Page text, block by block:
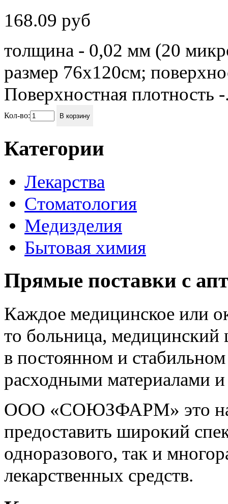
168.09 руб
толщина - 0,02 мм (20
размер 76х120см;
Поверхностная плотность
Кол-во: В корзину
Категории
Лекарства
Стоматология
Медизделия
Бытовая химия
Прямые поставки с
Каждое медицинское или
то больница,
в постоянном и
расходными материалами
ООО «СОЮЗФАРМ» это
предоставить широкий
одноразового, так и
лекарственных средств.